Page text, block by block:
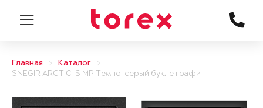
Главная
Каталог
SNEGIR ARCTIC-S MP Темно-серый букле графит